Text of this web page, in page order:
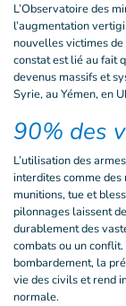
L’Observatoire des
l’augmentation
nouvelles victimes
constat est lié au fait
devenus massifs et
Syrie, au Yémen, en
90% des
L’utilisation des
interdites comme des
munitions, tue et
pilonnages laissent
durablement des
combats ou un
bombardement, la
vie des civils et rend
normale.